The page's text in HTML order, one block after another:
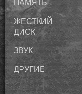
ПАМЯТЬ
ЖЕСТКИЙ
ДИСК
ЗВУК
ДРУГИЕ